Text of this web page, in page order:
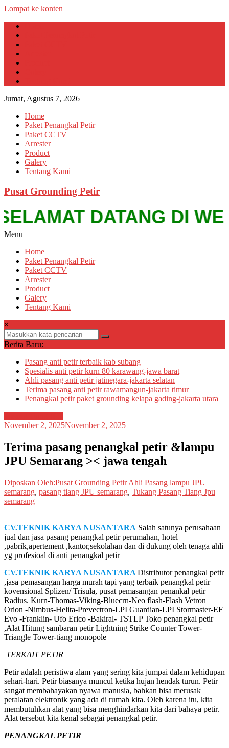
Lompat ke konten
Jumat, Agustus 7, 2026
Home
Paket Penangkal Petir
Paket CCTV
Arrester
Product
Galery
Tentang Kami
Pusat Grounding Petir
DATANG DI
Menu
Home
Paket Penangkal Petir
Paket CCTV
Arrester
Product
Galery
Tentang Kami
×
Berita Baru:
Pasang anti petir terbaik kab subang
Spesialis anti petir kurn 80 karawang-jawa barat
Ahli pasang anti petir jatinegara-jakarta selatan
Terima pasang anti petir rawamangun-jakarta timur
Penangkal petir paket grounding kelapa gading-jakarta utara
November 2, 2025November 2, 2025
Terima pasang penangkal petir &lampu
JPU Semarang >< jawa tengah
Diposkan Oleh:Pusat Grounding PetirAhli Pasang lampu JPU
semarang, pasang tiang JPU semarang, Tukang Pasang Tiang Jpu
semarang
CV.TEKNIK KARYA NUSANTARA Salah satunya perusahaan
jual dan jasa pasang penangkal petir perumahan, hotel
,pabrik,apertement ,kantor,sekolahan dan di dukung oleh tenaga ahli
yg profesioal di anti penangkal petir
CV.TEKNIK KARYA NUSANTARA Distributor penangkal petir
,jasa pemasangan harga murah tapi yang terbaik penangkal petir
kovensional Splizen/ Trisula, pusat pemasangan penankal petir
Radius. Kurn-Thomas-Viking-Bluecrn-Neo flash-Flash Vetron
Orion -Nimbus-Helita-Prevectron-LPI Guardian-LPI Stormaster-EF
Evo -Franklin- Ufo Erico -Bakiral- TSTLP Toko penangkal petir
,Alat Hitung sambaran petir Lightning Strike Counter Tower-
Triangle Tower-tiang monopole
TERKAIT PETIR
Petir adalah peristiwa alam yang sering kita jumpai dalam kehidupan
sehari-hari. Petir biasanya muncul ketika hujan hendak turun. Petir
sangat membahayakan nyawa manusia, bahkan bisa merusak
peralatan elektronik yang ada di rumah kita. Oleh karena itu, kita
membutuhkan alat yang bisa menghindarkan kita dari bahaya petir.
Alat tersebut kita kenal sebagai penangkal petir.
PENANGKAL PETIR